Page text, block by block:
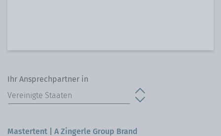
Ihr Ansprechpartner in
Mastertent | A Zingerle Group Brand